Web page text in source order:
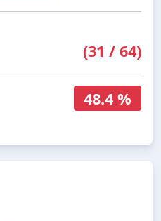
(31 / 64)
48.4 %